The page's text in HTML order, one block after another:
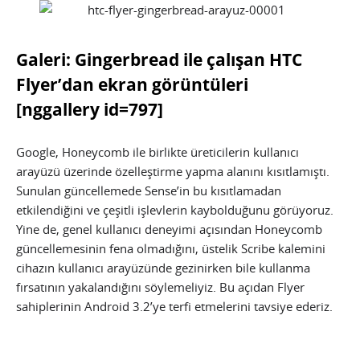
Galeri: Gingerbread ile çalışan HTC
Flyer’dan ekran görüntüleri
[nggallery id=797]
Google, Honeycomb ile birlikte üreticilerin kullanıcı
arayüzü üzerinde özelleştirme yapma alanını kısıtlamıştı.
Sunulan güncellemede Sense’in bu kısıtlamadan
etkilendiğini ve çeşitli işlevlerin kaybolduğunu görüyoruz.
Yine de, genel kullanıcı deneyimi açısından Honeycomb
güncellemesinin fena olmadığını, üstelik Scribe kalemini
cihazın kullanıcı arayüzünde gezinirken bile kullanma
fırsatının yakalandığını söylemeliyiz. Bu açıdan Flyer
sahiplerinin Android 3.2’ye terfi etmelerini tavsiye ederiz.